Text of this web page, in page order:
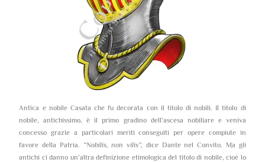
Antica e nobile Casata che fu decorata con il titolo di nobili. Il titolo di
nobile, antichissimo, è il primo gradino dell’ascesa nobiliare e veniva
concesso grazie a particolari meriti conseguiti per opere compiute in
favore della Patria. “Nobilis, non vilis”, dice Dante nel Convito. Ma gli
antichi ci danno un’altra definizione etimologica del titolo di nobile, cioè lo